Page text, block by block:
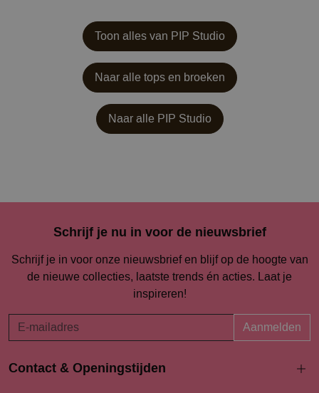
Toon alles van PIP Studio
Naar alle tops en broeken
Naar alle PIP Studio
Schrijf je nu in voor de nieuwsbrief
Schrijf je in voor onze nieuwsbrief en blijf op de hoogte van
de nieuwe collecties, laatste trends én acties. Laat je
inspireren!
Aanmelden
Contact & Openingstijden